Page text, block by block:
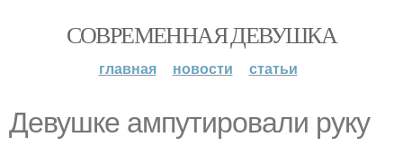
СОВРЕМЕННАЯ ДЕВУШКА
главная новости статьи
Девушке ампутировали руку